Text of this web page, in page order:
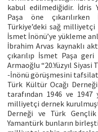
kabul edilmediğidir. İdris
Paşa öne
Türkiye’deki sağ
İsmet İnönü’ye yükleme
İbrahim Arvas kaynaklı
çıkarılıp İsmet Paşa
Armaoğlu “20.Yüzyıl Siyasi
-İnönü görüşmesini
Türk Kültür Ocağı
tarafından 1946 ve 1947
milliyetçi dernek
Derneği ve Türk
Yamantürk bunların